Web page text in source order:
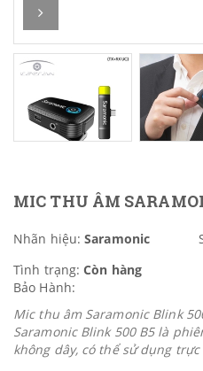
MIC THU ÂM
Nhãn hiệu: Saramonic
Tình trạng: Còn hàng
Bảo Hành:
Mic thu âm Saramonic Blink
Saramonic Blink 500 B5 là
không dây, có thể sử dụng